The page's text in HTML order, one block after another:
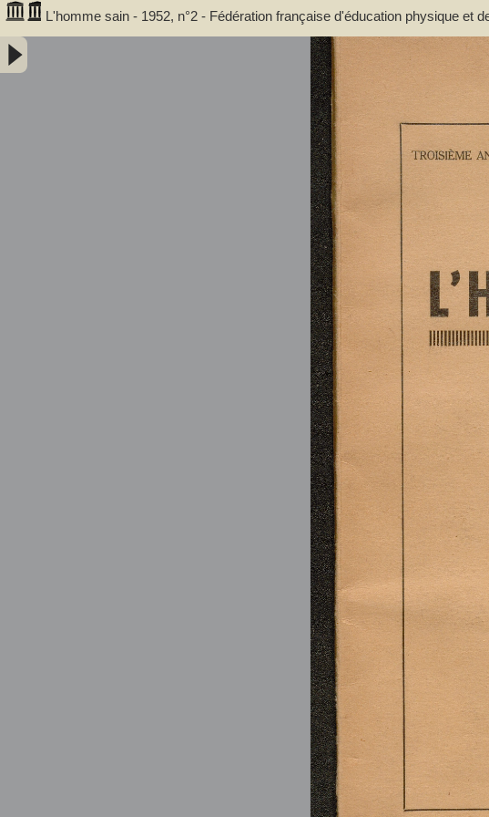
L'homme sain - 1952, n°2 - Fédération française d'éducation physique et